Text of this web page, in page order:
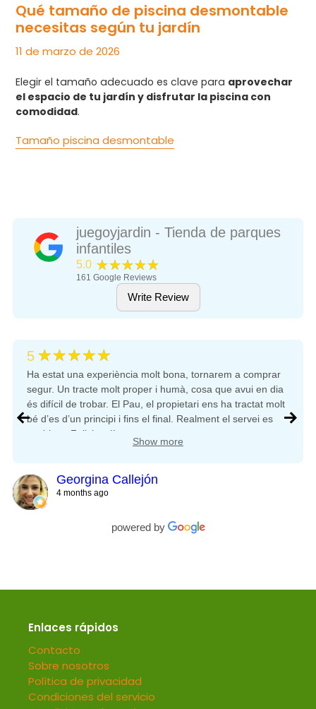
Qué tamaño de piscina desmontable
necesitas según tu jardín
11 de marzo de 2026
Elegir el tamaño adecuado es clave para aprovechar
el espacio de tu jardín y disfrutar la piscina con
comodidad.
Tamaño piscina desmontable
juegoyjardin - Tienda de parques
infantiles
5.0 ★★★★★
161 Google Reviews
Write Review
5 ★★★★★
Ha estat una experiència molt bona, tornarem a comprar
segur. Un tracte molt proper i humà, cosa que avui en dia
és difícil de trobar. El Pau, el propietari ens ha tractat molt
bé d’es d’un principi i fins el final. Realment el servei es
exel•lent. Felicitats!!
Show more
Georgina Callejón
4 months ago
powered by
Enlaces rápidos
Contacto
Sobre nosotros
Política de privacidad
Condiciones del servicio